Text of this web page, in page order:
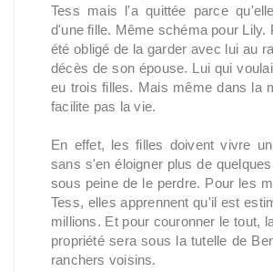
Tess mais l'a quittée parce
d'une fille. Même schéma pour Lily.
été obligé de la garder avec lui au
décès de son épouse. Lui qui
eu trois filles. Mais même dans la
facilite pas la vie.
En effet, les filles doivent vivre
sans s'en éloigner plus de quelques
sous peine de le perdre. Pour les
Tess, elles apprennent qu'il est
millions. Et pour couronner le tout,
propriété sera sous la tutelle de
ranchers voisins.